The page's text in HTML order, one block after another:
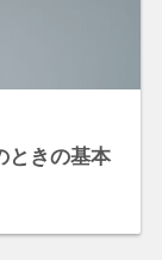
ときの基本